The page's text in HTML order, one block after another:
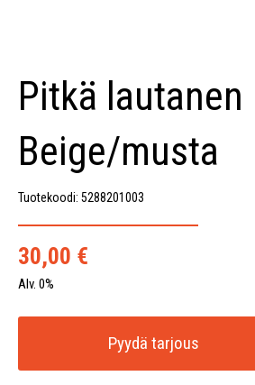
Pitkä lautanen
Beige/musta
Tuotekoodi: 5288201003
30,00 €
Alv. 0%
Pyydä tarjous